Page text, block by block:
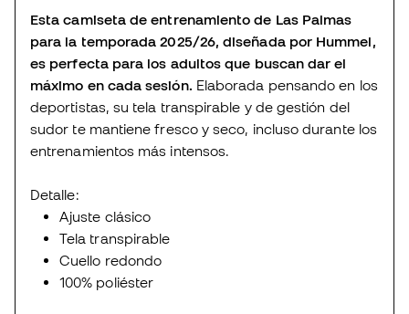
Esta camiseta de entrenamiento de Las Palmas
para la temporada 2025/26, diseñada por Hummel,
es perfecta para los adultos que buscan dar el
máximo en cada sesión. Elaborada pensando en los
deportistas, su tela transpirable y de gestión del
sudor te mantiene fresco y seco, incluso durante los
entrenamientos más intensos.
Detalle:
Ajuste clásico
Tela transpirable
Cuello redondo
100% poliéster